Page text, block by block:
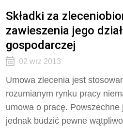
Składki za
zawieszenia jego
gospodarczej
02 wrz 2013
Umowa zlecenia jest
rozumianym rynku pracy
umowa o pracę.
jednak budzić pewne